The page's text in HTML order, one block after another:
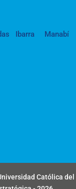
Ibarra
Manabí
Católica del